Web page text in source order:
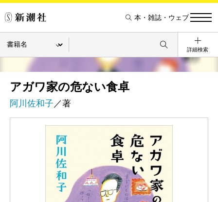
本・雑誌・ウェブ
詳細検索
アガワ家の危ない食卓
阿川佐和子 ／著